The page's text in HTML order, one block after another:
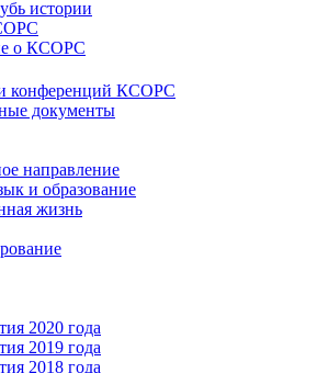
истории
о КСОРС
конференций КСОРС
документы
направление
и образование
жизнь
2020 года
2019 года
2018 годa